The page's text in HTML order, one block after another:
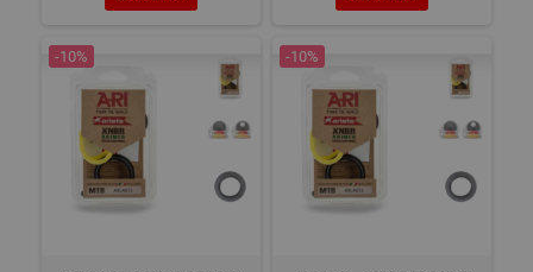
-10% -10%